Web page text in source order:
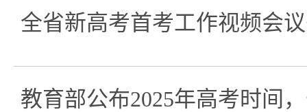
全省新高考首考工作视频会
教育部公布2025年高考时间